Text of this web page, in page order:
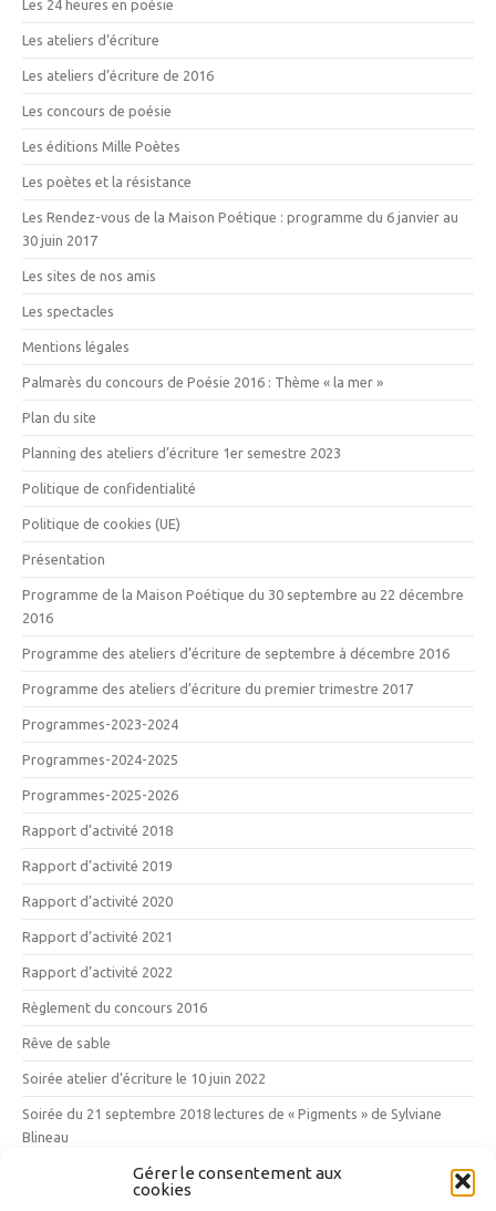
Gérer le consentement aux
cookies
Les 24 heures en poésie
Les ateliers d’écriture
Les ateliers d’écriture de 2016
Les concours de poésie
Les éditions Mille Poètes
Les poètes et la résistance
Les Rendez-vous de la Maison Poétique : programme du 6 janvier au
30 juin 2017
Les sites de nos amis
Les spectacles
Mentions légales
Palmarès du concours de Poésie 2016 : Thème « la mer »
Plan du site
Planning des ateliers d’écriture 1er semestre 2023
Politique de confidentialité
Politique de cookies (UE)
Présentation
Programme de la Maison Poétique du 30 septembre au 22 décembre
2016
Programme des ateliers d’écriture de septembre à décembre 2016
Programme des ateliers d’écriture du premier trimestre 2017
Programmes-2023-2024
Programmes-2024-2025
Programmes-2025-2026
Rapport d’activité 2018
Rapport d’activité 2019
Rapport d’activité 2020
Rapport d’activité 2021
Rapport d’activité 2022
Règlement du concours 2016
Rêve de sable
Soirée atelier d’écriture le 10 juin 2022
Soirée du 21 septembre 2018 lectures de « Pigments » de Sylviane
Blineau
Vendredi 12 mai 2017 : les 10 ans des Mille Poètes